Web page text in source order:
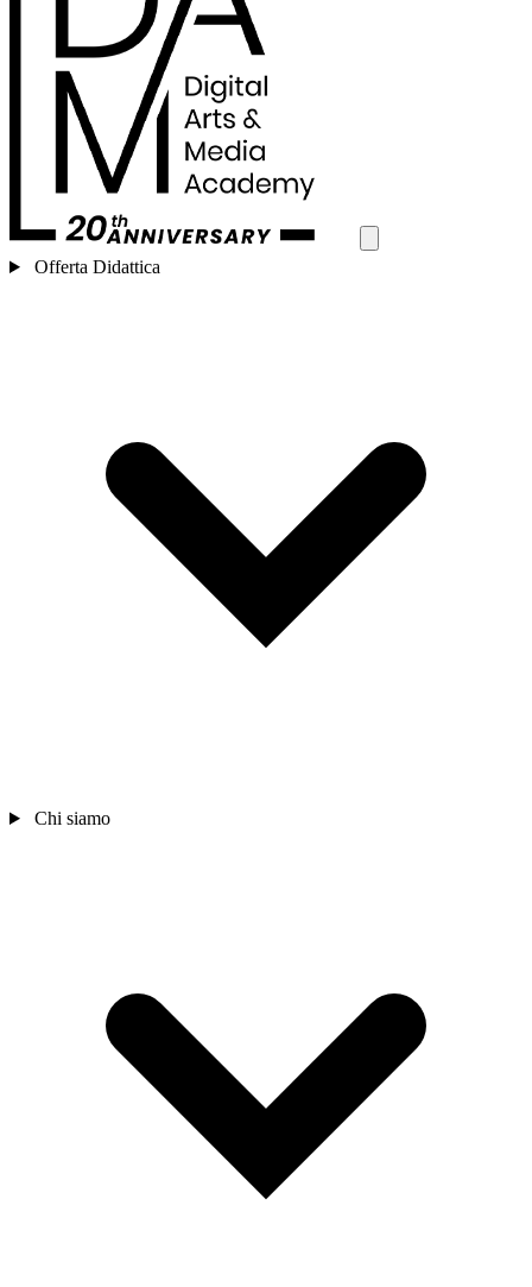
Offerta Didattica
Chi siamo